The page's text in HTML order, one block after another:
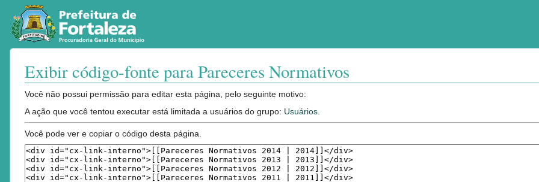
Exibir código-fonte para Pareceres Normativos
Ir para:navegação,pesquisa
Você não possui permissão para editar esta página, pelo seguinte motivo:
A ação que você tentou executar está limitada a usuários do grupo: Usuários
Você pode ver e copiar o código desta página.